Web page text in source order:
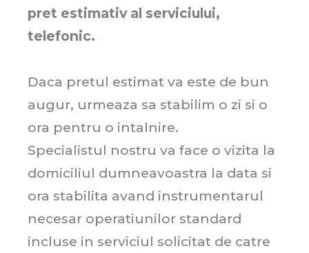
pret estimativ al serviciului,
telefonic.
Daca pretul estimat va este de bun
augur, urmeaza sa stabilim o zi si o
ora pentru o intalnire.
Specialistul nostru va face o vizita la
domiciliul dumneavoastra la data si
ora stabilita avand instrumentarul
necesar operatiunilor standard
incluse in serviciul solicitat de catre